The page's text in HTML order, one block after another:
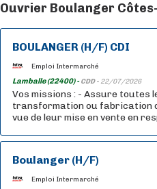
Ouvrier Boulanger
BOULANGER (H/F) CDI
Emploi Intermarché
Lamballe (22400) -CDD - 22/07/2026
Vos missions : - Assure
transformation ou fabrication
vue de leur mise en vente en
Boulanger (H/F)
Emploi Intermarché